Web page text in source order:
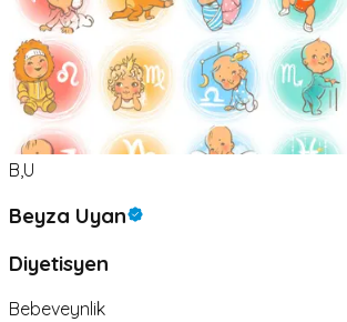
B,U
Beyza Uyan
Diyetisyen
Bebeveynlik